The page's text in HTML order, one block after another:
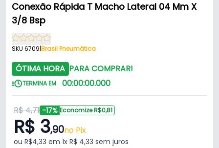
Conexão Rápida T Macho Lateral 04 Mm X
3/8 Bsp
SKU 6709|Brasil Pneumática
ÓTIMA HORA PARA COMPRAR!
TERMINA EM 00:00:00.000
R$ 4,71 -17% Economize R$0,81
R$ 3,90no Pix
ou R$4,33 em 1x R$ 4,33 sem juros